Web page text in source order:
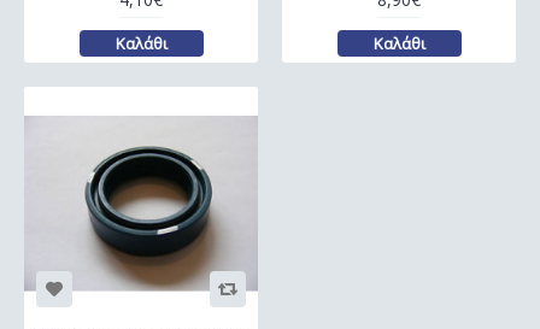
Καλάθι Καλάθι